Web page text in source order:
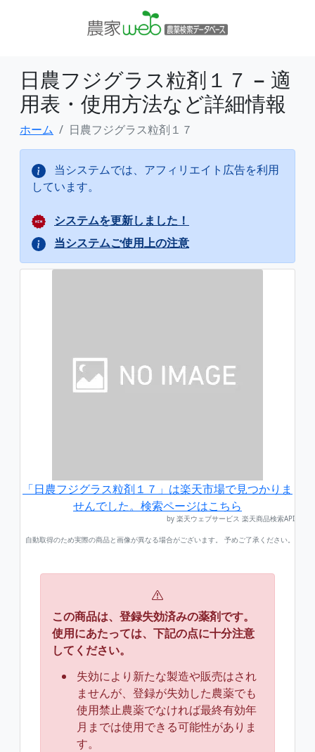
日農フジグラス粒剤１７ − 適
用表・使用方法など詳細情報
ホーム 日農フジグラス粒剤１７
当システムでは、アフィリエイト広告を利用
しています。
システムを更新しました！
当システムご使用上の注意
「日農フジグラス粒剤１７」は楽天市場で見つかりま
せんでした。検索ページはこちら
by 楽天ウェブサービス 楽天商品検索API
自動取得のため実際の商品と画像が異なる場合がございます。 予めご了承ください。
この商品は、登録失効済みの薬剤です。
使用にあたっては、下記の点に十分注意
してください。
失効により新たな製造や販売はされ
ませんが、登録が失効した農薬でも
使用禁止農薬でなければ最終有効年
月までは使用できる可能性がありま
す。